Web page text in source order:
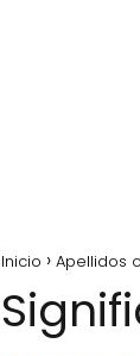
Inicio Apellidos